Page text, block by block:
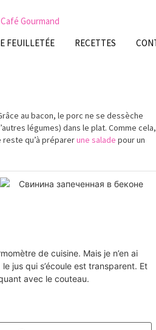
FEUILLETÉE RECETTES
au bacon, le porc ne se dessèche
légumes) dans le plat. Comme cela,
reste qu’à préparerune salade pour un
de cuisine. Mais je n’en ai
jus qui s’écoule est transparent. Et
avec le couteau.